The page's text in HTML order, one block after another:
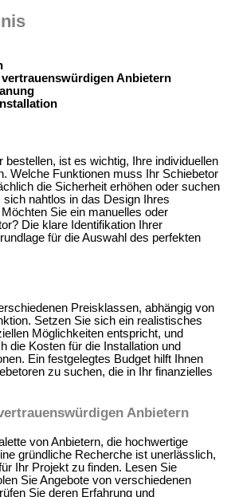
vertrauenswürdigen Anbietern
bestellen, ist es wichtig, Ihre individuellen
Welche Funktionen muss Ihr Schiebetor
die Sicherheit erhöhen oder suchen
sich nahtlos in das Design Ihres
Sie ein manuelles oder
Die klare Identifikation Ihrer
für die Auswahl des perfekten
Preisklassen, abhängig von
Setzen Sie sich ein realistisches
Möglichkeiten entspricht, und
die Kosten für die Installation und
Ein festgelegtes Budget hilft Ihnen
zu suchen, die in Ihr finanzielles
Anbietern
von Anbietern, die hochwertige
gründliche Recherche ist unerlässlich,
Ihr Projekt zu finden. Lesen Sie
Sie Angebote von verschiedenen
Sie deren Erfahrung und